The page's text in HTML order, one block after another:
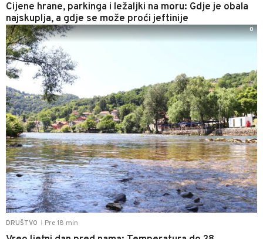
Cijene hrane, parkinga i ležaljki na moru: Gdje je obala
najskuplja, a gdje se može proći jeftinije
DRUŠTVO Pre 18 min
0